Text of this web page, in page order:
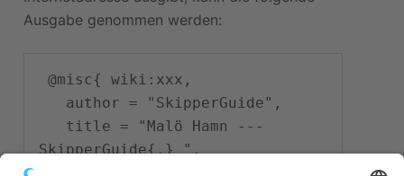
Ausgabe genommen werden:
SkipperGuide{,} ",